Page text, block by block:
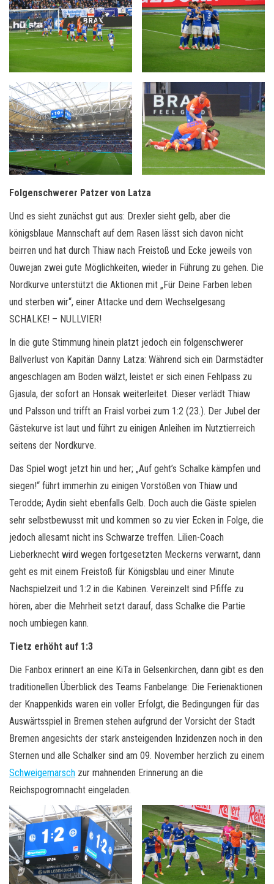
Folgenschwerer Patzer von Latza
Und es sieht zunächst gut aus: Drexler sieht gelb, aber die
königsblaue Mannschaft auf dem Rasen lässt sich davon nicht
beirren und hat durch Thiaw nach Freistoß und Ecke jeweils von
Ouwejan zwei gute Möglichkeiten, wieder in Führung zu gehen. Die
Nordkurve unterstützt die Aktionen mit „Für Deine Farben leben
und sterben wir“, einer Attacke und dem Wechselgesang
SCHALKE! – NULLVIER!
In die gute Stimmung hinein platzt jedoch ein folgenschwerer
Ballverlust von Kapitän Danny Latza: Während sich ein Darmstädter
angeschlagen am Boden wälzt, leistet er sich einen Fehlpass zu
Gjasula, der sofort an Honsak weiterleitet. Dieser verlädt Thiaw
und Palsson und trifft an Fraisl vorbei zum 1:2 (23.). Der Jubel der
Gästekurve ist laut und führt zu einigen Anleihen im Nutztierreich
seitens der Nordkurve.
Das Spiel wogt jetzt hin und her; „Auf geht’s Schalke kämpfen und
siegen!“ führt immerhin zu einigen Vorstößen von Thiaw und
Terodde; Aydin sieht ebenfalls Gelb. Doch auch die Gäste spielen
sehr selbstbewusst mit und kommen so zu vier Ecken in Folge, die
jedoch allesamt nicht ins Schwarze treffen. Lilien-Coach
Lieberknecht wird wegen fortgesetzten Meckerns verwarnt, dann
geht es mit einem Freistoß für Königsblau und einer Minute
Nachspielzeit und 1:2 in die Kabinen. Vereinzelt sind Pfiffe zu
hören, aber die Mehrheit setzt darauf, dass Schalke die Partie
noch umbiegen kann.
Tietz erhöht auf 1:3
Die Fanbox erinnert an eine KiTa in Gelsenkirchen, dann gibt es den
traditionellen Überblick des Teams Fanbelange: Die Ferienaktionen
der Knappenkids waren ein voller Erfolgt, die Bedingungen für das
Auswärtsspiel in Bremen stehen aufgrund der Vorsicht der Stadt
Bremen angesichts der stark ansteigenden Inzidenzen noch in den
Sternen und alle Schalker sind am 09. November herzlich zu einem
Schweigemarsch zur mahnenden Erinnerung an die
Reichspogromnacht eingeladen.